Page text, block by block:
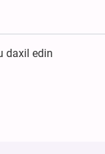
daxil edin